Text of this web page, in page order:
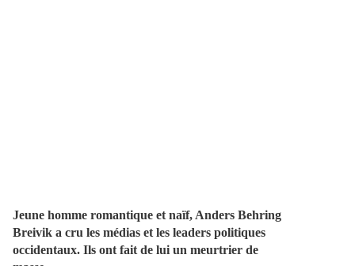
Jeune homme romantique et naïf, Anders Behring
Breivik a cru les médias et les leaders politiques
occidentaux. Ils ont fait de lui un meurtrier de